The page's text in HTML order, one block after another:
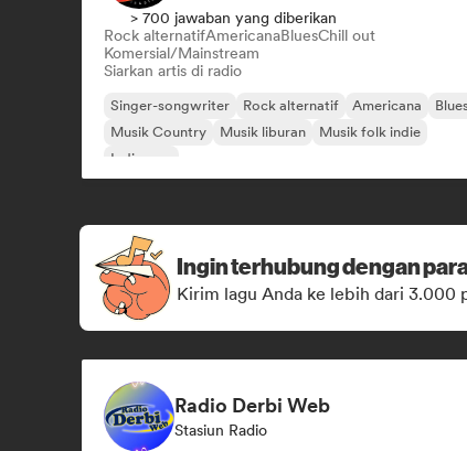
> 700 jawaban yang diberikan
Rock alternatifAmericanaBluesChill out
Komersial/Mainstream
Siarkan artis di radio
Singer-songwriter Rock alternatif Americana
Musik Country
Musik liburan
Musik folk indie
Indie pop
Ingin terhubung dengan
Kirim lagu Anda ke lebih dari 3.000
Radio Derbi Web
Stasiun Radio